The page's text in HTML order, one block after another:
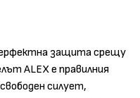
защита срещу
ALEX е правилния
силует,